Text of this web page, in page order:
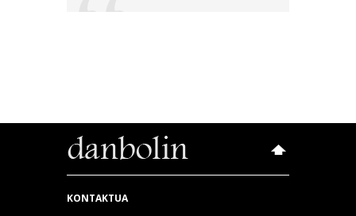
KONTAKTUA